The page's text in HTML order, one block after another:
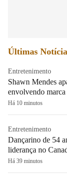
Últimas
Entretenimento
Shawn Mendes
envolvendo marca
Há 10 minutos
Entretenimento
Dançarino de 54
liderança no
Há 39 minutos